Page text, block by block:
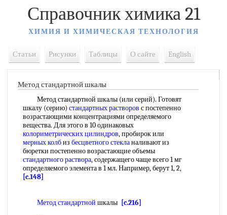
Справочник химика 21
ХИМИЯ И ХИМИЧЕСКАЯ ТЕХНОЛОГИЯ
Статьи Рисунки Таблицы О сайте English
Метод стандартной шкалы
Метод стандартной шкалы (или серий). Готовят
шкалу (серию) стандартных растворов с постепенно
возрастающими концентрациями определяемого
вещества. Для этого в 10 одинаковых
колориметрических цилиндров, пробирок или
мерных колбиз бесцветного стекланаливают из
бюретки постепенно возрастающие объемы
стандартного раствора, содержащего чаще всего 1 мг
определяемого элемента в 1 мл. Например, берут 1, 2,
[c.148]
Метод стандартной шкалы [c.216]